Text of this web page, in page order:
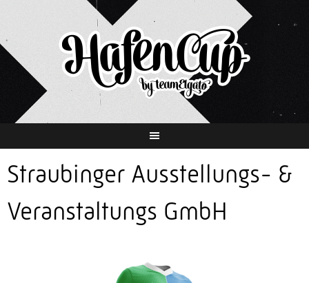
Inhalt
Straubinger Ausstellungs- &
Veranstaltungs GmbH